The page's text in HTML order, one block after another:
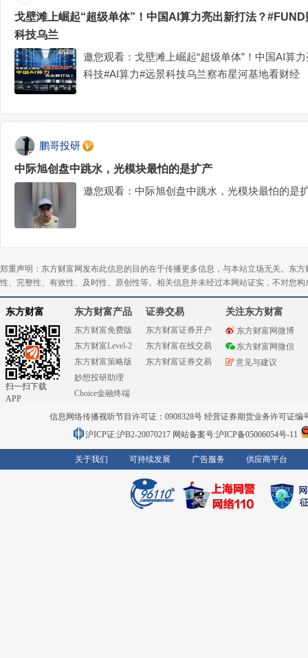
戈壁滩上崛起“超级单体”！中国AI算力亮出新打法？
科技乌兰
邀您观看：戈壁滩上崛起“超级单体”！中国AI算
科技#AI算力#远景科技乌兰察布星河基地看财经
鹏哥投研
中际旭创盘中跳水，光模块最怕的是扩产
邀您观看：中际旭创盘中跳水，光模块最怕的是
郑重声明：东方财富网发布此信息的目的在于传播更多信息，与本站立场无关。东
性、完整性、有效性、及时性、原创性等。相关信息并未经过本网站证实，不对您
东方财富
扫一扫下载
APP
东方财富产品
东方财富免费版
东方财富Level-2
东方财富策略版
妙想投研助理
Choice金融终端
证券交易
东方财富证券开户
东方财富在线交易
东方财富证券交易
关注东方财富
东方财富网微博
东方财富网微信
意见与建议
信息网络传播视听节目许可证：0908328号 经营证券期货业务许可证编
沪ICP证:沪B2-20070217 网站备案号:沪ICP备05006054号-11
关于我们 可持续发展 广告服务 供应商平台